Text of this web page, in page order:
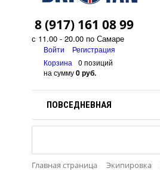
8 (917) 161 08 99
с 11.00 - 20.00 по Самаре
Войти
Регистрация
Корзина
0 позиций
на сумму0 руб.
ПОВСЕДНЕВНАЯ
Главная страница Экипировка